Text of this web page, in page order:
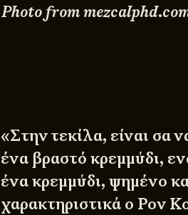
Photo from
«Στην τεκίλα, είναι σα
ένα βραστό κρεμμύδι,
ένα κρεμμύδι, ψημένο
χαρακτηριστικά ο Ρον